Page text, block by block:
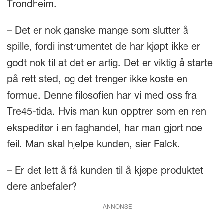
Trondheim.
– Det er nok ganske mange som slutter å
spille, fordi instrumentet de har kjøpt ikke er
godt nok til at det er artig. Det er viktig å starte
på rett sted, og det trenger ikke koste en
formue. Denne filosofien har vi med oss fra
Tre45-tida. Hvis man kun opptrer som en ren
ekspeditør i en faghandel, har man gjort noe
feil. Man skal hjelpe kunden, sier Falck.
– Er det lett å få kunden til å kjøpe produktet
dere anbefaler?
ANNONSE